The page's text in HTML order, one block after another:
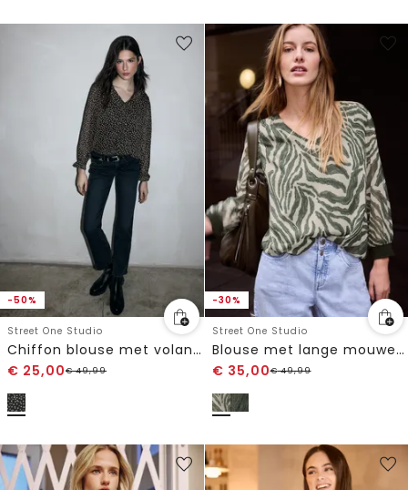
-50%
Street One Studio
Chiffon blouse met volants
€ 25,00€49,99
-30%
Street One Studio
Blouse met lange mouwen en V-hals in chiffon
€ 35,00€49,99